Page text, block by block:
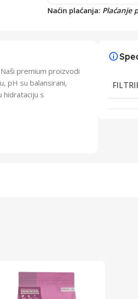
Naćin plaćanja: Plaćanje
premium proizvodi
pH su balansirani,
hidrataciju s